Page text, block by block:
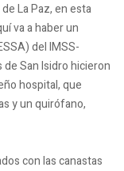
La Paz, en esta
va a haber un
del IMSS-
San Isidro hicieron
hospital, que
y un quirófano,
con las canastas